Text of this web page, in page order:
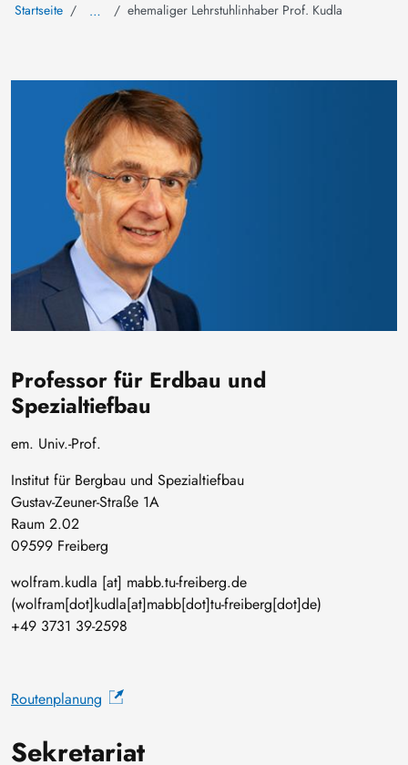
Startseite … ehemaliger Lehrstuhlinhaber Prof. Kudla
Professor für Erdbau und
Spezialtiefbau
em. Univ.-Prof.
Institut für Bergbau und Spezialtiefbau
Gustav-Zeuner-Straße 1A
Raum 2.02
09599 Freiberg
wolfram.kudla [at] mabb.tu-freiberg.de
(wolfram[dot]kudla[at]mabb[dot]tu-freiberg[dot]de)
+49 3731 39-2598
Routenplanung
Sekretariat